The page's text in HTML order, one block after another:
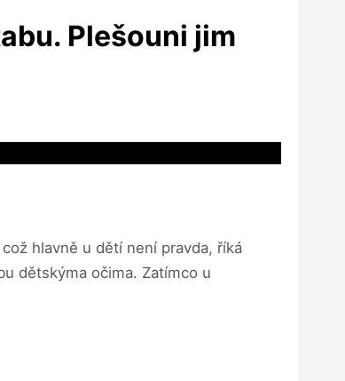
Plešouni jim
hlavně u dětí není pravda, říká
dětskýma očima. Zatímco u